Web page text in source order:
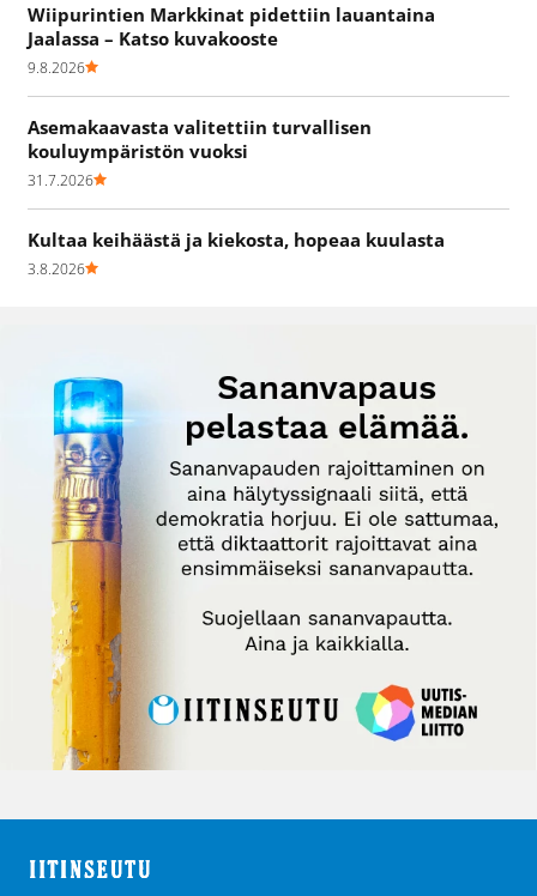
Wiipurintien Markkinat pidettiin lauantaina
Jaalassa – Katso kuvakooste
9.8.2026
Asemakaavasta valitettiin turvallisen
kouluympäristön vuoksi
31.7.2026
Kultaa keihäästä ja kiekosta, hopeaa kuulasta
3.8.2026